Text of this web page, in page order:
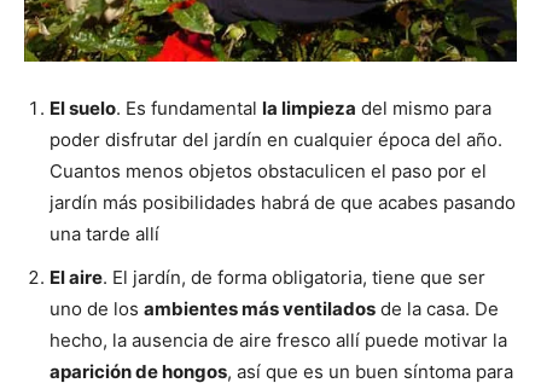
El suelo. Es fundamental la limpieza del mismo para
poder disfrutar del jardín en cualquier época del año.
Cuantos menos objetos obstaculicen el paso por el
jardín más posibilidades habrá de que acabes pasando
una tarde allí
El aire. El jardín, de forma obligatoria, tiene que ser
uno de los ambientes más ventilados de la casa. De
hecho, la ausencia de aire fresco allí puede motivar la
aparición de hongos, así que es un buen síntoma para